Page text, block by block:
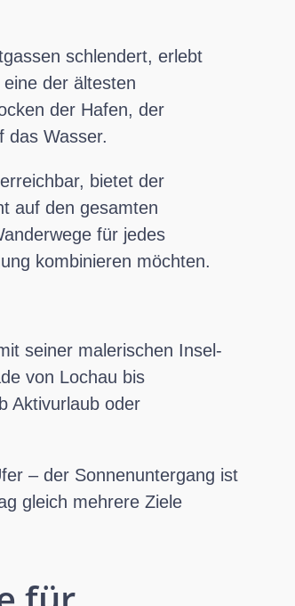
schlendert, erlebt
der ältesten
der Hafen, der
das Wasser.
bietet der
auf den gesamten
für jedes
kombinieren möchten.
seiner malerischen Insel-
von Lochau bis
Aktivurlaub oder
– der Sonnenuntergang ist
gleich mehrere Ziele